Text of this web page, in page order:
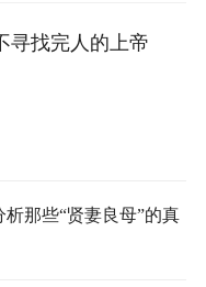
寻找完人的上帝
那些“贤妻良母”的真